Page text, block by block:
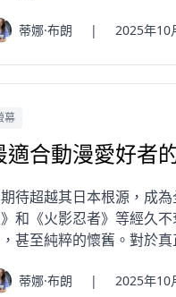
蒂娜·布朗 | 2025年10
幕
適合動漫愛好者
待超越其日本根源，成
和《火影忍者》等經久
甚至純粹的懷舊。對於
蒂娜·布朗 | 2025年10